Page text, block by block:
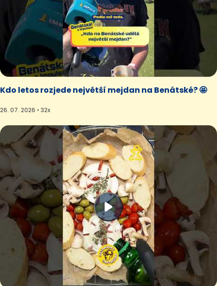
Kdo letos rozjede největší mejdan na Benátské? 🤩
26. 07. 2026 • 32x